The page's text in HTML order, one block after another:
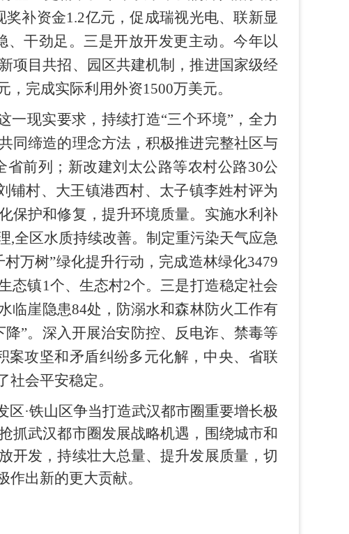
补资金1.2亿元，促成瑞视光电、联新显
干劲足。三是开放开发更主动。今年以
项目共招、园区共建机制，推进国家级经
完成实际利用外资1500万美元。
现实要求，持续打造“三个环境”，全力
同缔造的理念方法，积极推进完整社区与
前列；新改建刘太公路等农村公路30公
铺村、大王镇港西村、太子镇李姓村评为
保护和修复，提升环境质量。实施水利补
,全区水质持续改善。制定重污染天气应急
万树”绿化提升行动，完成造林绿化3479
态镇1个、生态村2个。三是打造稳定社会
临崖隐患84处，防溺水和森林防火工作有
”。深入开展治安防控、反电诈、禁毒等
案攻坚和矛盾纠纷多元化解，中央、省联
会平安稳定。
·铁山区争当打造武汉都市圈重要增长极
抓武汉都市圈发展战略机遇，围绕城市和
开发，持续壮大总量、提升发展质量，切
出新的更大贡献。